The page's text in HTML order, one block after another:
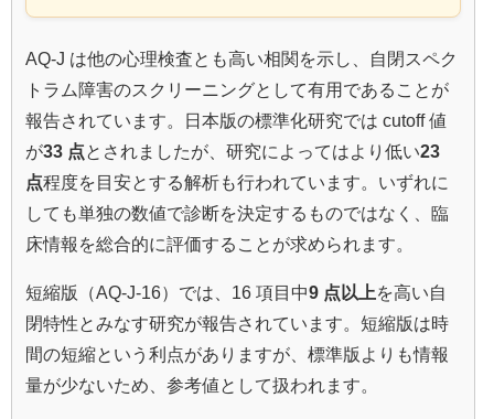
AQ‑J は他の心理検査とも高い相関を示し、自閉スペク
トラム障害のスクリーニングとして有用であることが
報告されています。日本版の標準化研究では cutoff 値
が33 点とされましたが、研究によってはより低い23
点程度を目安とする解析も行われています。いずれに
しても単独の数値で診断を決定するものではなく、臨
床情報を総合的に評価することが求められます。
短縮版（AQ‑J‑16）では、16 項目中9 点以上を高い自
閉特性とみなす研究が報告されています。短縮版は時
間の短縮という利点がありますが、標準版よりも情報
量が少ないため、参考値として扱われます。